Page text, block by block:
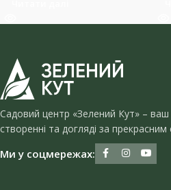
Садовий центр «Зелений Кут» – ваш
створенні та догляді за
Ми у соцмережах: